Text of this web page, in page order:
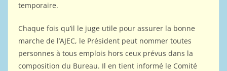
temporaire.
Chaque fois qu’il le juge utile pour assurer la bonne
marche de l’AJEC, le Président peut nommer toutes
personnes à tous emplois hors ceux prévus dans la
composition du Bureau. Il en tient informé le Comité